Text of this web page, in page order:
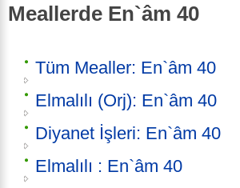
Meallerde En`âm 40
Tüm Mealler: En`âm 40
Elmalılı (Orj): En`âm 40
Diyanet İşleri: En`âm 40
Elmalılı : En`âm 40